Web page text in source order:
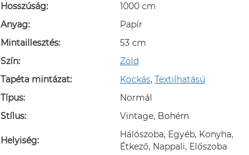
Hosszúság:
1000 cm
Anyag:
Papír
Mintaillesztés:
53 cm
Szín:
Zöld
Tapéta mintázat:
Kockás, Textilhatású
Típus:
Normál
Stílus:
Vintage, Bohém
Helyiség:
Hálószoba, Egyéb, Konyha,
Étkező, Nappali, Előszoba